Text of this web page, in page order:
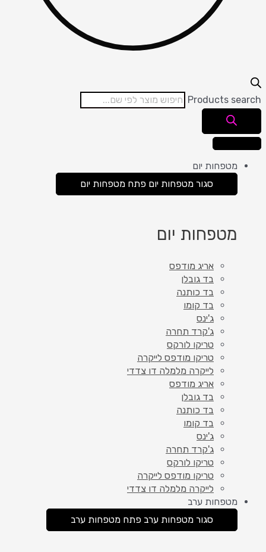
Products search
מטפחות יום
סגור מטפחות יום פתח מטפחות יום
מטפחות יום
אריג מודפס
בד גובלן
בד כותנה
בד קומו
ג'ינס
ג'קרד תחרה
טריקו לורקס
טריקו מודפס לייקרה
לייקרה מלמלה דו צדדי
אריג מודפס
בד גובלן
בד כותנה
בד קומו
ג'ינס
ג'קרד תחרה
טריקו לורקס
טריקו מודפס לייקרה
לייקרה מלמלה דו צדדי
מטפחות ערב
סגור מטפחות ערב פתח מטפחות ערב